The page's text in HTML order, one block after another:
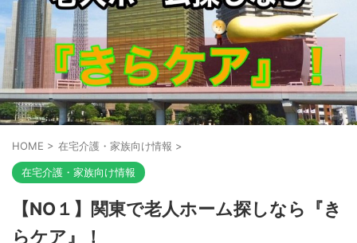
HOME > 在宅介護・家族向け情報 >
在宅介護・家族向け情報
【NO１】関東で老人ホーム探しなら『き
らケア』！